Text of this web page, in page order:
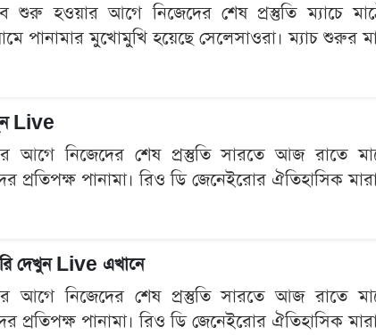
হওয়ার আগে নিজেদের শেষ প্রস্তুতি ম্যাচে মাঠে
পানামার মুখোমুখি হয়েছে সেলেসাওরা। ম্যাচ
Live
আগে নিজেদের শেষ প্রস্তুতি সারতে আজ রাতে মাঠে
প্রতিপক্ষ পানামা। রিও ডি জেনেইরোর ঐতিহাসিক
দেখুন Live এখানে
আগে নিজেদের শেষ প্রস্তুতি সারতে আজ রাতে মাঠে
প্রতিপক্ষ পানামা। রিও ডি জেনেইরোর ঐতিহাসিক